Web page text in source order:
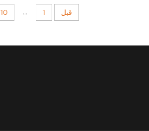
قبل 1
...
10